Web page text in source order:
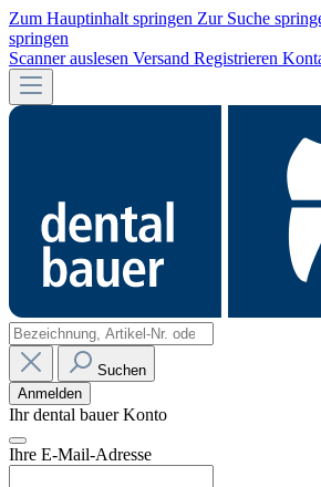
Zum Hauptinhalt springen Zur Suche
springen
Scanner auslesen Versand Registrieren
Suchen
Anmelden
Ihr dental bauer Konto
Ihre E-Mail-Adresse